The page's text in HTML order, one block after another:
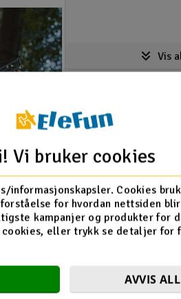
Vis
Vi bruker cookies
informasjonskapsler. Cookies
for hvordan nettsiden
kampanjer og produkter for
cookies, eller trykk se detaljer for
AVVIS